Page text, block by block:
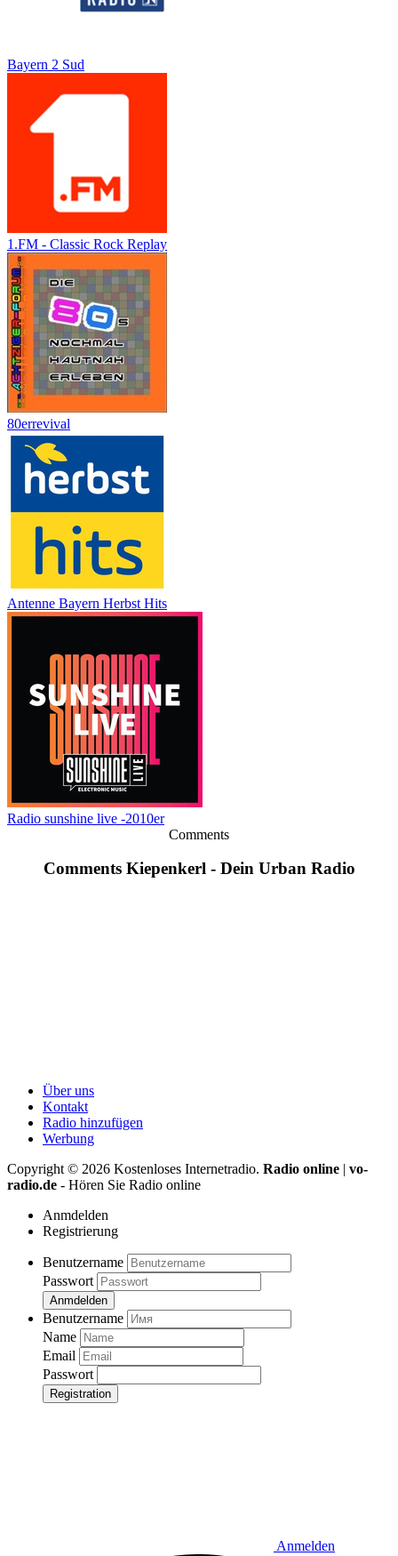
Bayern 2 Sud
1.FM - Classic Rock Replay
80errevival
Antenne Bayern Herbst Hits
Radio sunshine live -2010er
Comments
Comments Kiepenkerl - Dein Urban Radio
Über uns
Kontakt
Radio hinzufügen
Werbung
Copyright © 2026 Kostenloses Internetradio. Radio online | vo-
radio.de - Hören Sie Radio online
Anmdelden
Registrierung
Benutzername
Passwort
Anmdelden
Benutzername
Name
Email
Passwort
Registration
Anmelden